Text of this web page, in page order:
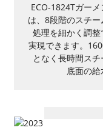
ECO-1824Tガー
は、8段階のスチ
処理を細かく調
実現できます。
となく長時間スチ
底面の給